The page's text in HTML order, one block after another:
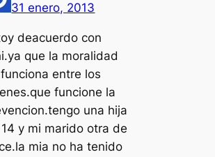
31 enero, 2013
deacuerdo con
que la moralidad
entre los
funcione la
una hija
y mi marido otra de
mia no ha tenido